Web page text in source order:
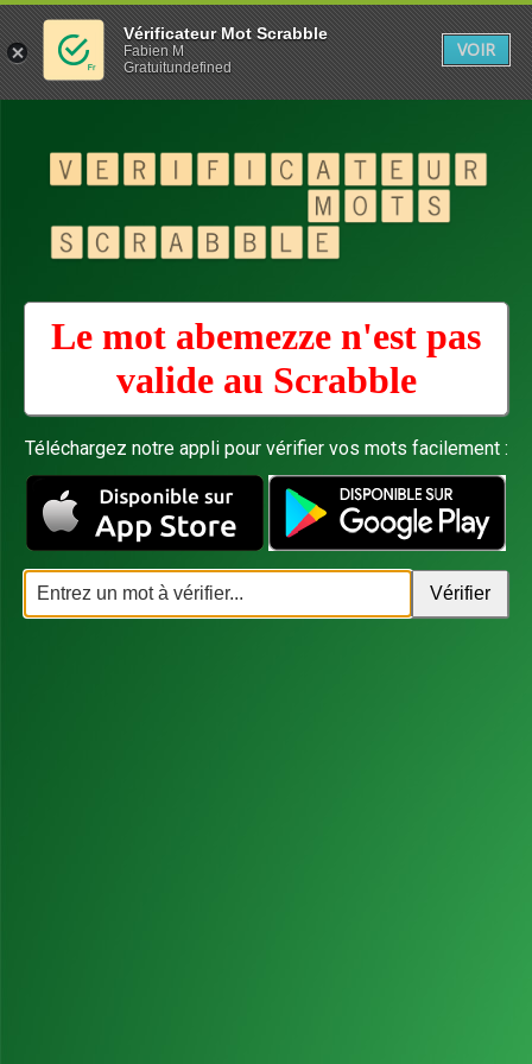
Le mot abemezze n'est pas
valide au Scrabble
Téléchargez notre appli pour vérifier vos mots facilement :
Vérificateur Mot Scrabble
Fabien M
Gratuitundefined
VOIR